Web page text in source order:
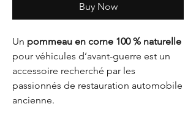
Buy Now
Un pommeau en corne 100 % naturelle
pour véhicules d’avant-guerre est un
accessoire recherché par les
passionnés de restauration automobile
ancienne.